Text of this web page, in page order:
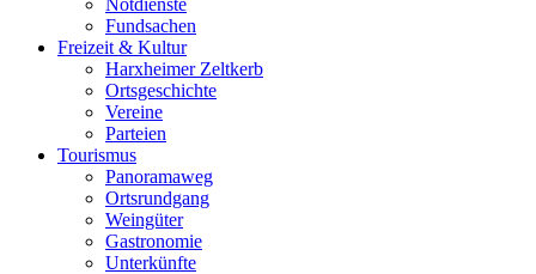
Notdienste
Fundsachen
Freizeit & Kultur
Harxheimer Zeltkerb
Ortsgeschichte
Vereine
Parteien
Tourismus
Panoramaweg
Ortsrundgang
Weingüter
Gastronomie
Unterkünfte